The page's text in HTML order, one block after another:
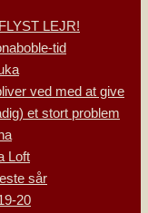
LEJR!
tid
ved med at give
et stort problem
Loft
sår
20